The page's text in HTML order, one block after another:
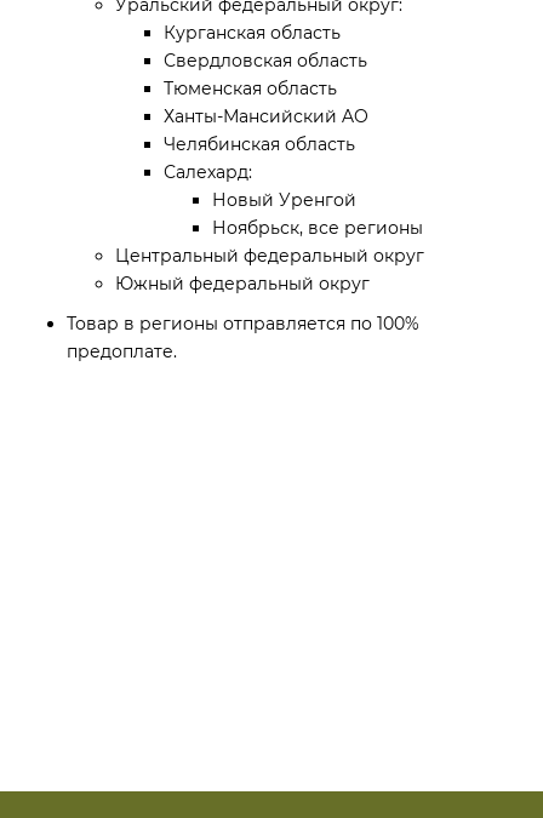
Курганская область
Свердловская область
Тюменская область
Ханты-Мансийский AO
Челябинская область
Салехард:
Новый Уренгой
Ноябрьск, все регионы
Центральный федеральный округ
Южный федеральный округ
Товар в регионы отправляется по 100%
предоплате.